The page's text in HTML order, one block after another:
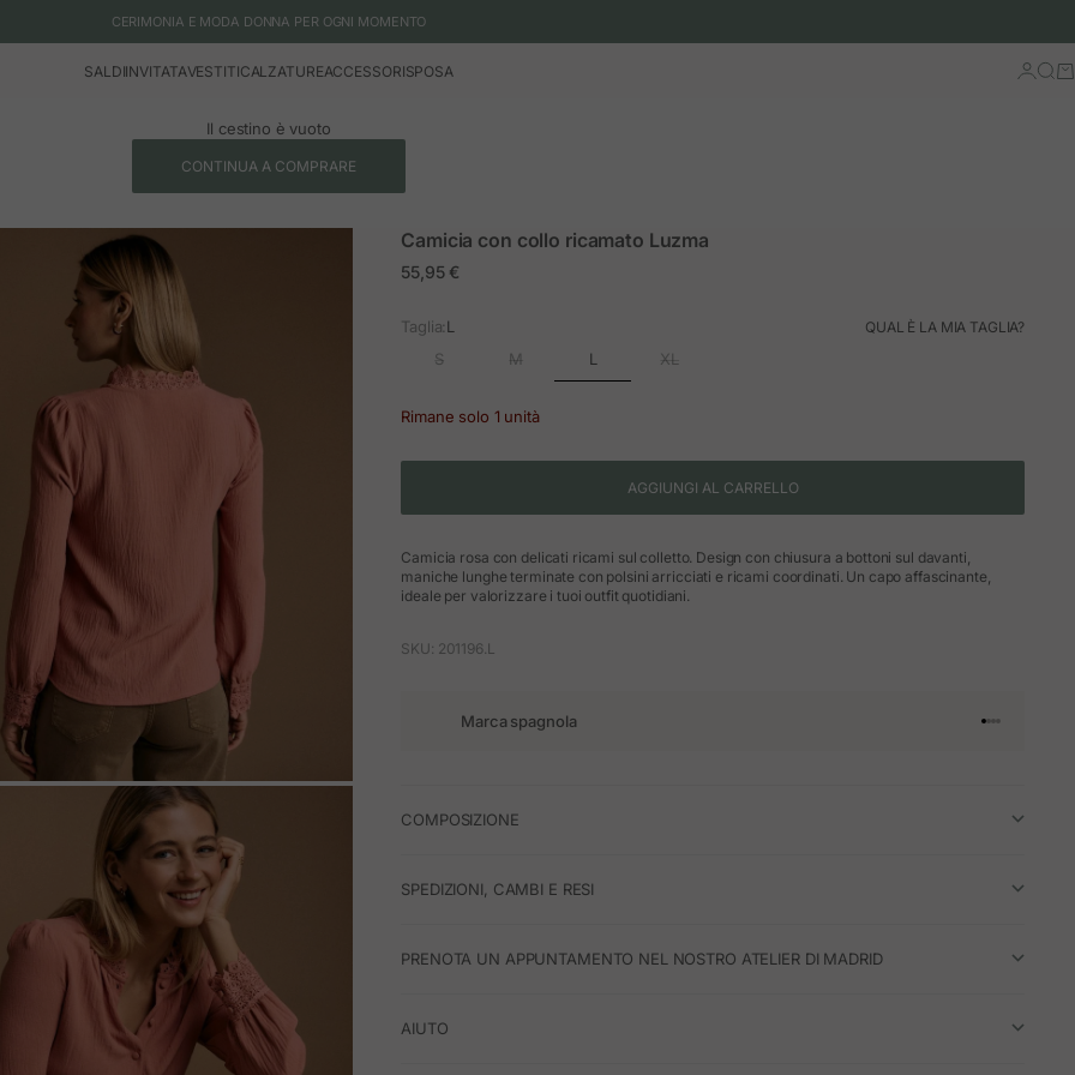
CERIMONIA E MODA DONNA PER OGNI MOMENTO
SALDIINVITATAVESTITICALZATUREACCESSORISPOSA Accedi
Il cestino è vuoto
CONTINUA A COMPRARE
Camicia con collo ricamato Luzma
Prezzo in offerta
55,95 €
Taglia:L QUAL È LA MIA TAGLIA?
S M L XL
Rimane solo 1 unità
AGGIUNGI AL CARRELLO
Camicia rosa con delicati ricami sul colletto. Design con chiusura a bottoni sul davanti,
maniche lunghe terminate con polsini arricciati e ricami coordinati. Un capo affascinante,
ideale per valorizzare i tuoi outfit quotidiani.
SKU: 201196.L
Marca spagnola Vai
Vai
Vai
Vai
COMPOSIZIONE
SPEDIZIONI, CAMBI E RESI
PRENOTA UN APPUNTAMENTO NEL NOSTRO ATELIER DI MADRID
AIUTO